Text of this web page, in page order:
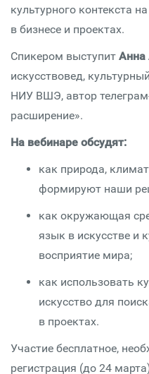
культурного контекста
в бизнесе и проектах.
Спикером выступит Анна
искусствовед,
НИУ ВШЭ, автор
расширение».
На вебинаре обсудят:
как природа,
формируют наши
как окружающая
язык в искусстве и
восприятие мира;
как использовать
искусство для
в проектах.
Участие бесплатное,
регистрация (до 24